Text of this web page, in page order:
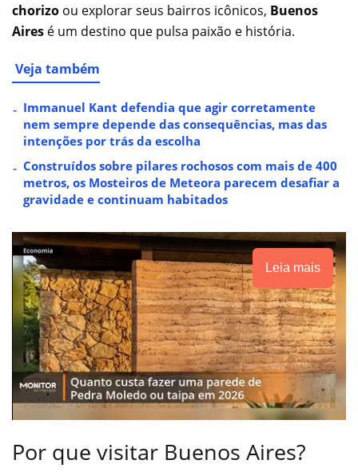
chorizo ou explorar seus bairros icônicos, Buenos
Aires é um destino que pulsa paixão e história.
Veja também
Immanuel Kant defendia que agir corretamente
nem sempre depende das consequências, mas das
intenções por trás da escolha
Construídos sobre pilares rochosos com mais de 400
metros, os Mosteiros de Meteora parecem desafiar a
gravidade e continuam habitados
Leia mais
Por que visitar Buenos Aires?